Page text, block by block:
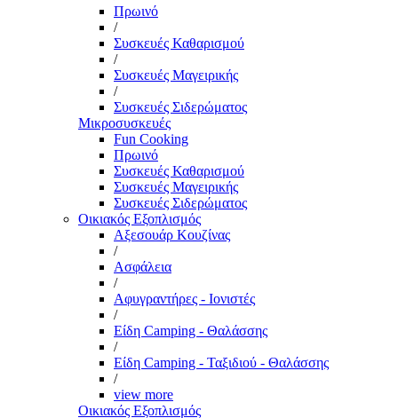
Πρωινό
/
Συσκευές Καθαρισμού
/
Συσκευές Μαγειρικής
/
Συσκευές Σιδερώματος
Μικροσυσκευές
Fun Cooking
Πρωινό
Συσκευές Καθαρισμού
Συσκευές Μαγειρικής
Συσκευές Σιδερώματος
Οικιακός Εξοπλισμός
Αξεσουάρ Κουζίνας
/
Ασφάλεια
/
Αφυγραντήρες - Ιονιστές
/
Είδη Camping - Θαλάσσης
/
Είδη Camping - Ταξιδιού - Θαλάσσης
/
view more
Οικιακός Εξοπλισμός